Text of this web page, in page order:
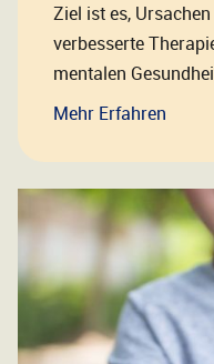
Ziel ist es,
verbesserte
mentalen
Mehr Erfahren